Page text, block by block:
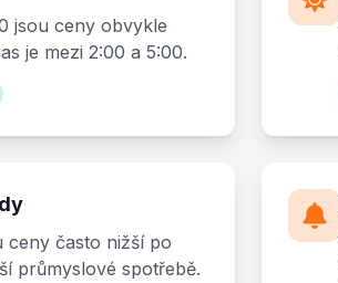
jsou ceny obvykle
je mezi 2:00 a 5:00.
ceny často nižší po
průmyslové spotřebě.